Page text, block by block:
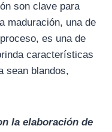
son clave para
maduración, una de
es una de
características
sean blandos,
la elaboración de